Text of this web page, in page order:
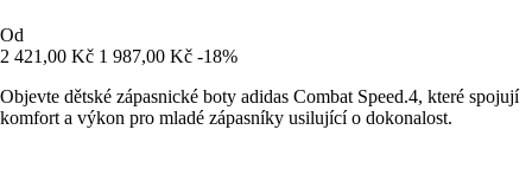
Od
2 421,00 Kč 1 987,00 Kč -18%
Objevte dětské zápasnické boty adidas Combat Speed.4, které spojují
komfort a výkon pro mladé zápasníky usilující o dokonalost.